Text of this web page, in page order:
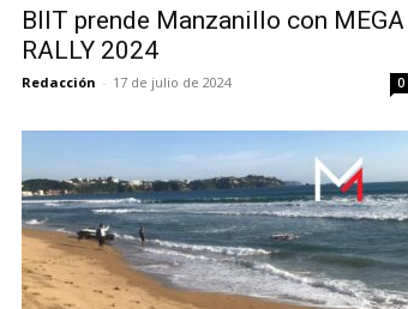
BIIT prende Manzanillo con MEGA
RALLY 2024
Redacción - 17 de julio de 2024 0